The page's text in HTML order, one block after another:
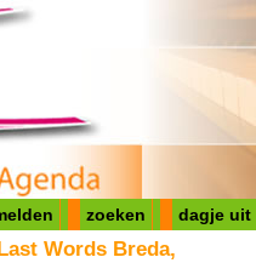
zoeken dagje uit
Words Breda,